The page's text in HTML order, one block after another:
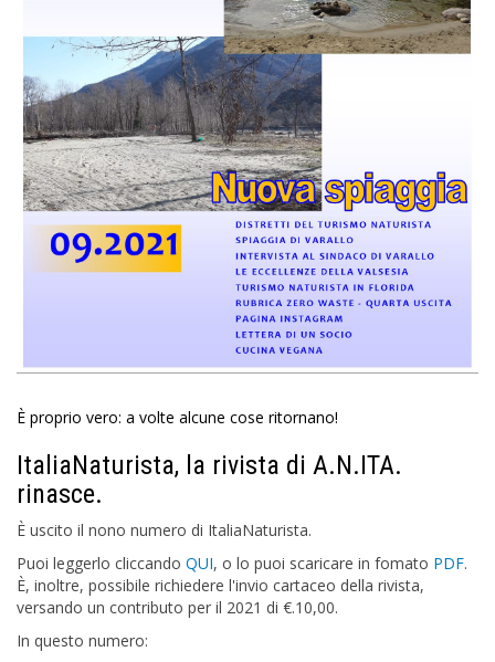
È proprio vero: a volte alcune cose ritornano!
ItaliaNaturista, la rivista di A.N.ITA.
rinasce.
È uscito il nono numero di ItaliaNaturista.
Puoi leggerlo cliccando QUI, o lo puoi scaricare in fomato PDF.
È, inoltre, possibile richiedere l'invio cartaceo della rivista,
versando un contributo per il 2021 di €.10,00.
In questo numero: